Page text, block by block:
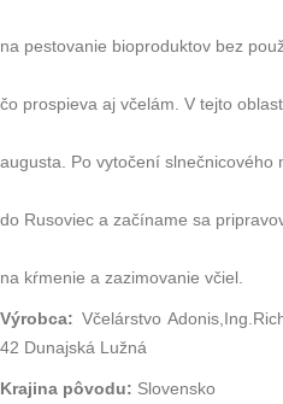
na pestovanie bioproduktov bez
čo prospieva aj včelám. V tejto
augusta. Po vytočení slnečnicového
do Rusoviec a začíname sa
na kŕmenie a zazimovanie včiel.
Výrobca: Včelárstvo
42 Dunajská Lužná
Krajina pôvodu: Slovensko